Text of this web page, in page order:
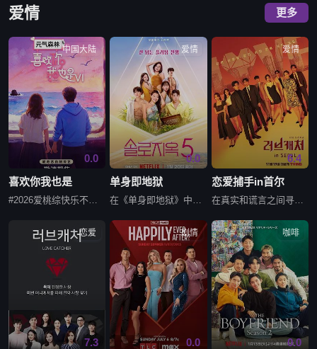
爱情 更多
中国大陆
0.0
喜欢你我也是
#2026爱桃综快乐不重样# #2026爱奇艺新生片单# #喜欢你我也是# 第六季暖心回归！恋综IP携“恋爱旅行季”而来，单身男女嘉宾将在山河湖海间旅行、深化爱意、了解彼此，一起期待这场旅途中的心动与
爱情
0.0
单身即地狱
在《单身即地狱》中，火辣性感的单身男女来到荒岛寻觅真爱。想要离开这里？那就必须找到另一半结为情侣，前往“天堂”共度浪漫之夜。
爱情
6.4
恋爱捕手in首尔
在真实和谎言之间寻找真爱的真实恋爱心理游戏。
恋爱
7.3
剧情
0.0
咖啡
0.0